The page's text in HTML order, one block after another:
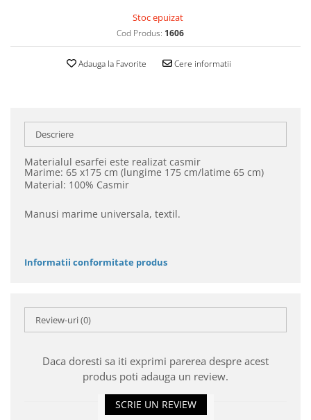
Stoc epuizat
Cod Produs: 1606
Adauga la Favorite Cere informatii
Descriere
Materialul esarfei este realizat casmir
Marime: 65 x175 cm (lungime 175 cm/latime 65 cm)
Material: 100% Casmir
Manusi marime universala, textil.
Informatii conformitate produs
Review-uri(0)
Daca doresti sa iti exprimi parerea despre acest
produs poti adauga un review.
SCRIE UN REVIEW